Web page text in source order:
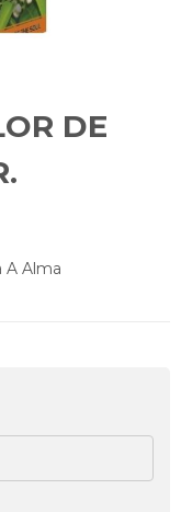
DE
A Alma